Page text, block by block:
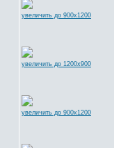
увеличить до 900x1200
увеличить до 1200x900
увеличить до 900x1200